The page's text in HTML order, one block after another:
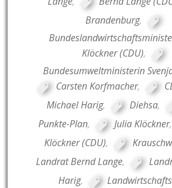
Brandenburg,
Klöckner (CDU),
Bundesumweltministerin
Carsten Korfmacher,
Michael Harig, Diehsa,
Punkte-Plan, Julia Klöckner,
Klöckner (CDU),
Landrat Bernd Lange,
Harig,